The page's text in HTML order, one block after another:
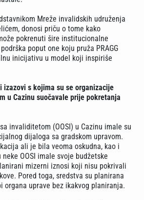
Mreže invalidskih udruženja
donosi priču o tome kako
pokrenuti šire institucionalne
poput one koju pruža PRAGG
inicijativu u model koji inspiriše
s kojima su se organizacije
u Cazinu suočavale prije pokretanja
invaliditetom (OOSI) u Cazinu imale su
dijaloga sa gradskom upravom.
ali je bila veoma oskudna, kao i
OOSI imale svoje budžetske
mizerni iznosi koji nisu pokrivali
Pored toga, sredstva su planirana
organa uprave bez ikakvog planiranja.